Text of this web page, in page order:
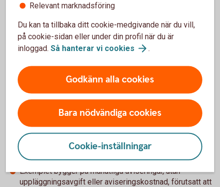
Räkneexempel bolån
Ett lånebelopp på på 1 000 000 kronor, till 5,49 % ränta
(3 mån bunden, listränta senast ändrad 2024-08-22),
med rak amortering återbetalningstid 50 år, effektiv
ränta: 5,63 % (ej Nyckelkund 5,64 %).
Första månadsbetalningen inklusive amortering är 6 242
kronor, sista månadsbetalningen inklusive amortering är
1 674 kronor, totalt belopp att betala om räntan är
oförändrad under lånets löptid är 2 374 788 kronor.
Antalet avbetalningar är 600 stycken.
Exemplet bygger på månatliga aviseringar, utan
uppläggningsavgift eller aviseringskostnad, förutsatt att
Relevant marknadsföring
Du kan ta tillbaka ditt cookie-medgivande när du vill,
på cookie-sidan eller under din profil när du är
inloggad. Så hanterar vi cookies .
Godkänn alla cookies
Bara nödvändiga cookies
Cookie-inställningar